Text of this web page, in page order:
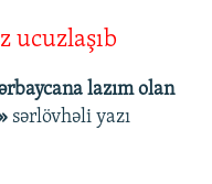
ucuzlaşıb
lazım olan
sərlövhəli yazı